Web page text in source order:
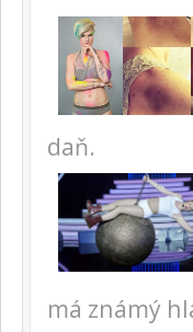
daň.
má známý